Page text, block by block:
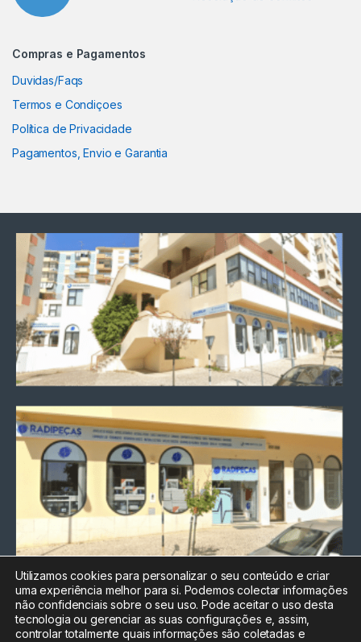
Compras e Pagamentos
Duvidas/Faqs
Termos e Condiçoes
Política de Privacidade
Pagamentos, Envio e Garantia
Chamada para a rede fixa
nacional
Electrónica:212
Utilizamos cookies para personalizar o seu conteúdo e criar
uma experiência melhor para si. Podemos colectar informações
não confidenciais sobre o seu uso. Pode aceitar o uso desta
tecnologia ou gerenciar as suas configurações e, assim,
controlar totalmente quais informações são coletadas e